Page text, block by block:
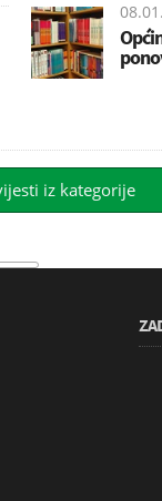
iz kategorije